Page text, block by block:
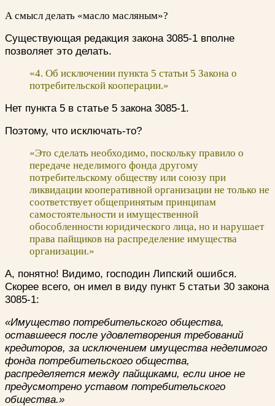
А смысл делать «масло масляным»?
Существующая редакция закона 3085-1 вполне
позволяет это делать.
«4. Об исключении пункта 5 статьи 5 Закона о
потребительской кооперации.»
Нет пункта 5 в статье 5 закона 3085-1.
Поэтому, что исключать-то?
«Это сделать необходимо, поскольку правило о
передаче неделимого фонда другому
потребительскому обществу или союзу при
ликвидации кооперативной организации не только не
соответствует общепринятым принципам
самостоятельности и имущественной
обособленности юридического лица, но и нарушает
права пайщиков на распределение имущества
организации.»
А, понятно! Видимо, господин Липский ошибся.
Скорее всего, он имел в виду пункт 5 статьи 30 закона
3085-1:
«Имущество потребительского общества,
оставшееся после удовлетворения требований
кредиторов, за исключением имущества неделимого
фонда потребительского общества,
распределяется между пайщиками, если иное не
предусмотрено уставом потребительского
общества.»